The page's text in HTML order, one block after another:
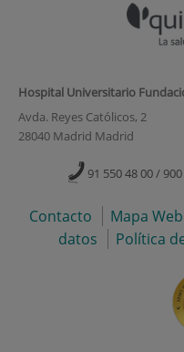
Hospital Universitario
Avda. Reyes Católicos, 2
28040 Madrid Madrid
91 550 48 00 /
Contacto Mapa Web
datos
Política